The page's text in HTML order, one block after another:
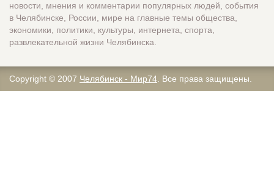
новости, мнения и комментарии популярных людей, события
в Челябинске, России, мире на главные темы общества,
экономики, политики, культуры, интернета, спорта,
развлекательной жизни Челябинска.
Copyright © 2007 Челябинск - Мир74 . Все права защищены.